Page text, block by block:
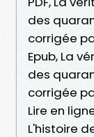
des
corrigée
Epub, La
des
corrigée
Lire en
L'histoire